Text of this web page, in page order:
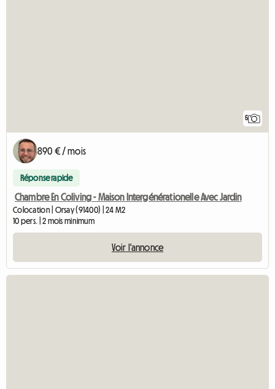
5
890 € / mois
Réponse rapide
Chambre En Coliving - Maison Intergénérationelle Avec Jardin
Colocation | Orsay (91400) | 24 M2
10 pers. | 2 mois minimum
Voir l'annonce